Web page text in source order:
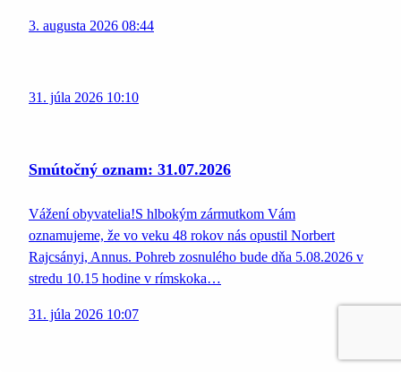
3. augusta 2026 08:44
31. júla 2026 10:10
Smútočný oznam: 31.07.2026
Vážení obyvatelia!S hlbokým zármutkom Vám
oznamujeme, že vo veku 48 rokov nás opustil Norbert
Rajcsányi, Annus. Pohreb zosnulého bude dňa 5.08.2026 v
stredu 10.15 hodine v rímskoka…
31. júla 2026 10:07